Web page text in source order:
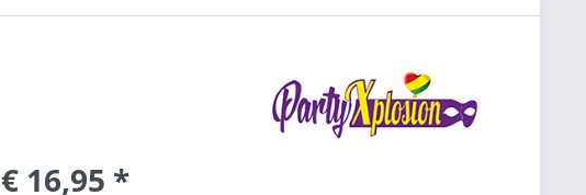
€ 16,95 *